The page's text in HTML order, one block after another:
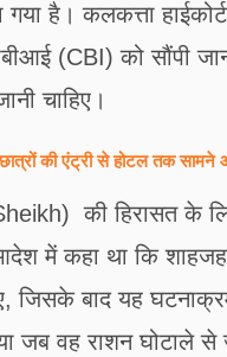
गया है। कलकत्ता
(CBI) को सौंपी
चाहिए।
की एंट्री से होटल तक सामने
की हिरासत के
में कहा था कि
जिसके बाद यह
जब वह राशन घोटाले